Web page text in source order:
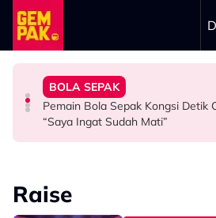
Skip to main content
HIBURAN
Dakwa Pelakon Tak Serik Datang
Kesabaran Fasha Sandha Makin
Kau Ini Nak Kena…”
BOLA SEPAK
Pemain Bola Sepak Kongsi Detik
“Saya Ingat Sudah Mati”
HIBURAN
Anne Ngasri Terharu Jadi Panel
Dambaan Syurga 2026’ - “Kita
Berkaitan Emosi…”
SELEBRITI
"Orang Keji Orang Fitnah Itu
Raise